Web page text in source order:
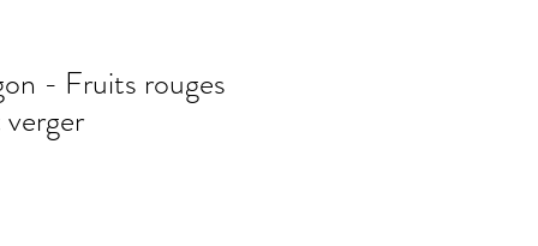
- Fruits rouges